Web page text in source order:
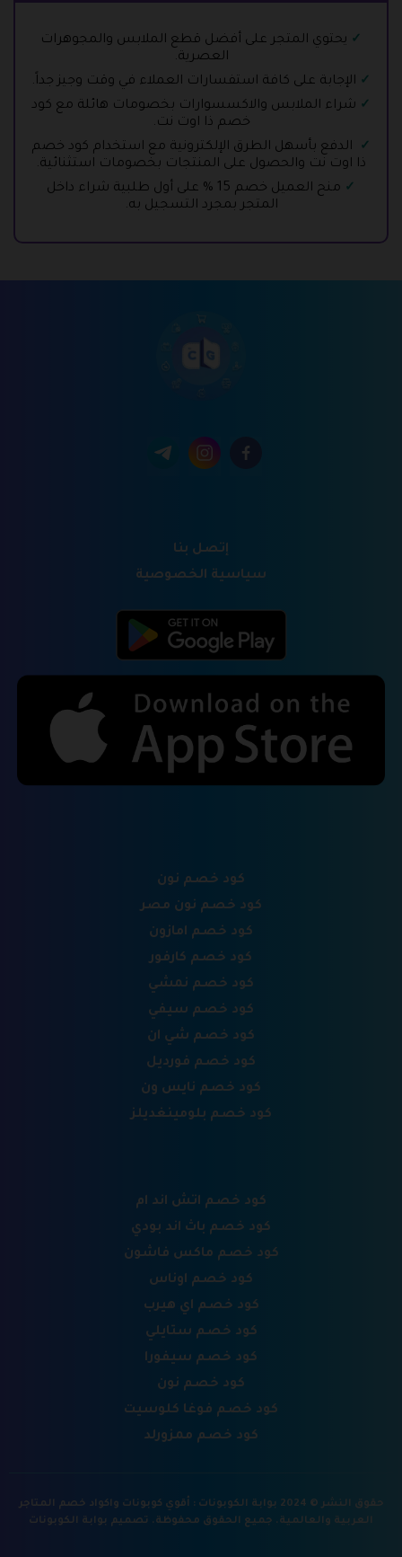
يحتوي المتجر على أفضل قطع الملابس والمجوهرات
العصرية.
الإجابة على كافة استفسارات العملاء في وقت وجيز جداً.
شراء الملابس والاكسسوارات بخصومات هائلة مع كود
خصم ذا اوت نت.
الدفع بأسهل الطرق الإلكترونية مع استخدام كود خصم
ذا اوت نت والحصول على المنتجات بخصومات استثنائية.
منح العميل خصم 15 % على أول طلبية شراء داخل
المتجر بمجرد التسجيل به.
إتصل بنا
سياسية الخصوصية
كود خصم نون
كود خصم نون مصر
كود خصم امازون
كود خصم كارفور
كود خصم نمشي
كود خصم سيفي
كود خصم شي ان
كود خصم فورديل
كود خصم نايس ون
كود خصم بلومينغديلز
كود خصم اتش اند ام
كود خصم باث اند بودي
كود خصم ماكس فاشون
كود خصم اوناس
كود خصم اي هيرب
كود خصم ستايلي
كود خصم سيفورا
كود خصم نون
كود خصم فوغا كلوسيت
كود خصم ممزورلد
حقوق النشر © 2024 بوابة الكوبونات : أقوي كوبونات واكواد خصم المتاجر
العربية والعالمية. جميع الحقوق محفوظة. تصميم بوابة الكوبونات